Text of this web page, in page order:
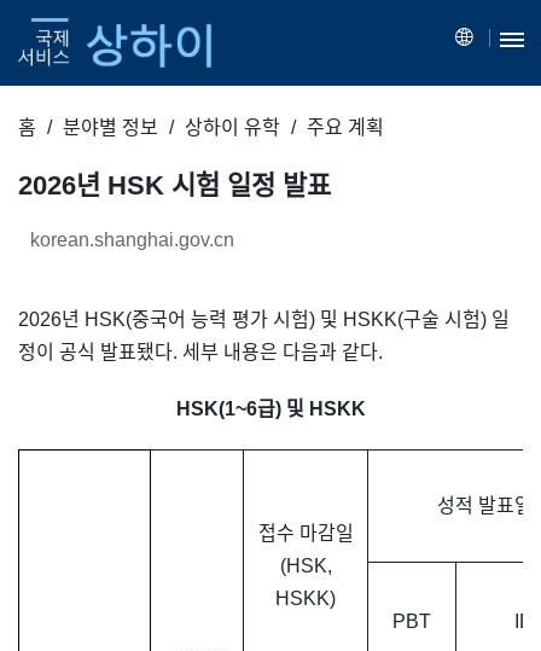
홈 분야별 정보 상하이 유학 주요 계획
2026년 HSK 시험 일정 발표
korean.shanghai.gov.cn
2026년 HSK(중국어 능력 평가 시험) 및 HSKK(구술 시험) 일
정이 공식 발표됐다. 세부 내용은 다음과 같다.
HSK(1~6급) 및 HSKK
접수 마감일
(HSK,
HSKK)
성적 발표일
PBT